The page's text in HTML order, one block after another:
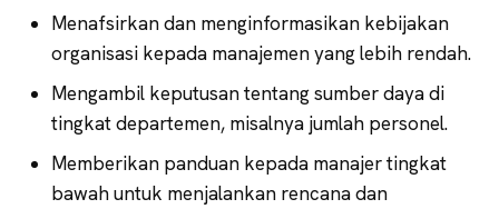
Menafsirkan dan menginformasikan kebijakan
organisasi kepada manajemen yang lebih rendah.
Mengambil keputusan tentang sumber daya di
tingkat departemen, misalnya jumlah personel.
Memberikan panduan kepada manajer tingkat
bawah untuk menjalankan rencana dan